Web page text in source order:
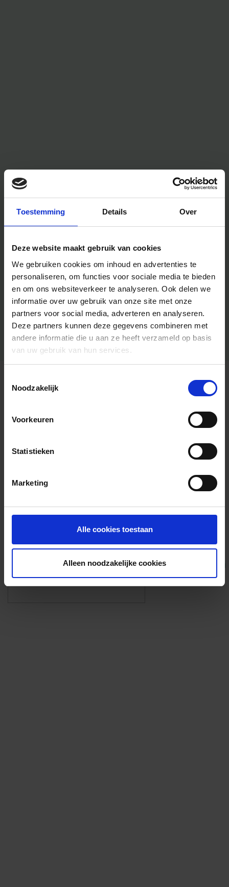
Toestemming Details Over
Deze website maakt gebruik van cookies
We gebruiken cookies om inhoud en advertenties te
personaliseren, om functies voor sociale media te bieden
en om ons websiteverkeer te analyseren. Ook delen we
informatie over uw gebruik van onze site met onze
partners voor social media, adverteren en analyseren.
Deze partners kunnen deze gegevens combineren met
andere informatie die u aan ze heeft verzameld op basis
van uw gebruik van hun services.
Noodzakelijk
Voorkeuren
Statistieken
Marketing
Alle cookies toestaan
Alleen noodzakelijke cookies
Algemene informatie
Foto’s ({{photos.length}})
Eigen foto’s